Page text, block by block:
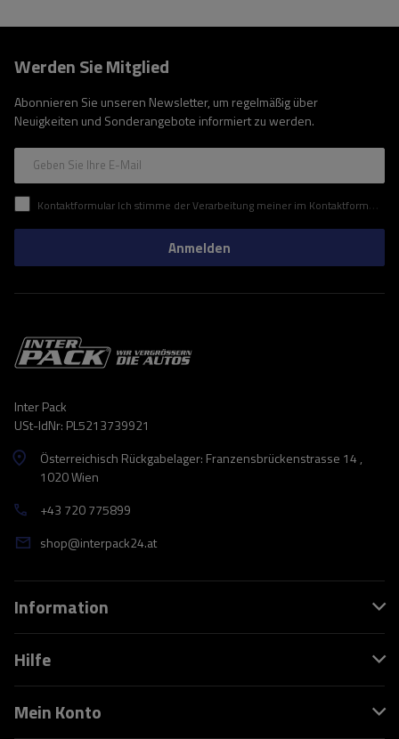
Werden Sie Mitglied
Abonnieren Sie unseren Newsletter, um regelmäßig über
Neuigkeiten und Sonderangebote informiert zu werden.
Geben Sie Ihre E-Mail
Kontaktformular Ich stimme der Verarbeitung meiner im Kontaktformular enthaltenen personenbezogenen Daten gemäß der Verordnung (EU) des Europäischen Parlaments und des Rates zu.
Anmelden
Inter Pack
USt-IdNr: PL5213739921
Österreichisch Rückgabelager: Franzensbrückenstrasse 14 ,
1020 Wien
+43 720 775899
shop@interpack24.at
Information
Hilfe
Mein Konto